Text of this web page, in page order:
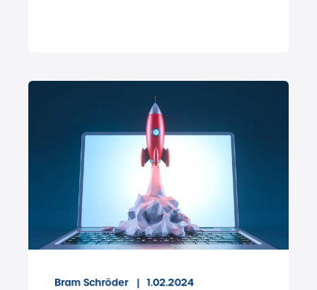
Bram Schröder
1.02.2024